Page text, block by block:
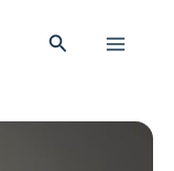
Hledat